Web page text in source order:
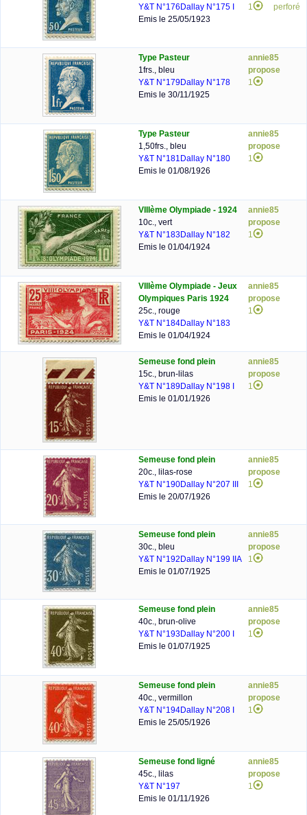
Y&T N°176 Dallay N°175 I
Emis le 25/05/1923
1
perforé
Type Pasteur
1frs., bleu
Y&T N°179Dallay N°178
Emis le 30/11/1925
annie85
propose
1
Type Pasteur
1,50frs., bleu
Y&T N°181 Dallay N°180
Emis le 01/08/1926
annie85
propose
1
VIIIème Olympiade - 1924
10c., vert
Y&T N°183Dallay N°182
Emis le 01/04/1924
annie85
propose
1
VIIIème Olympiade - Jeux
Olympiques Paris 1924
25c., rouge
Y&T N°184Dallay N°183
Emis le 01/04/1924
annie85
propose
1
Semeuse fond plein
15c., brun-lilas
Y&T N°189Dallay N°198 I
Emis le 01/01/1926
annie85
propose
1
Semeuse fond plein
20c., lilas-rose
Y&T N°190Dallay N°207 III
Emis le 20/07/1926
annie85
propose
1
Semeuse fond plein
30c., bleu
Y&T N°192 Dallay N°199 IIA
Emis le 01/07/1925
annie85
propose
1
Semeuse fond plein
40c., brun-olive
Y&T N°193Dallay N°200 I
Emis le 01/07/1925
annie85
propose
1
Semeuse fond plein
40c., vermillon
Y&T N°194Dallay N°208 I
Emis le 25/05/1926
annie85
propose
1
Semeuse fond ligné
45c., lilas
Y&T N°197
Emis le 01/11/1926
annie85
propose
1